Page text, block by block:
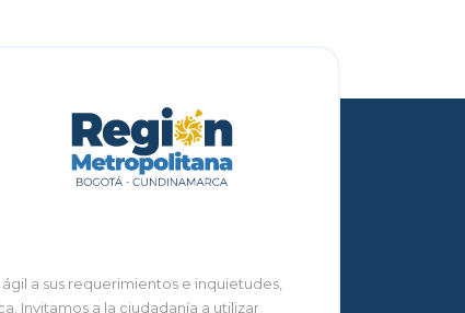
a sus requerimientos e inquietudes,
Invitamos a la ciudadanía a utilizar